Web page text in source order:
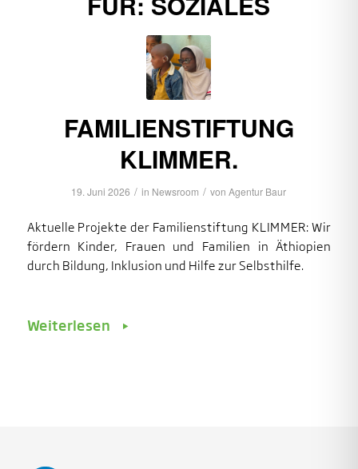
FAMILIENSTIFTUNG
KLIMMER.
19. Juni 2026 / in Newsroom / vonAgentur Baur
Aktuelle Projekte der Familienstiftung KLIMMER: Wir
fördern Kinder, Frauen und Familien in Äthiopien
durch Bildung, Inklusion und Hilfe zur Selbsthilfe.
Weiterlesen